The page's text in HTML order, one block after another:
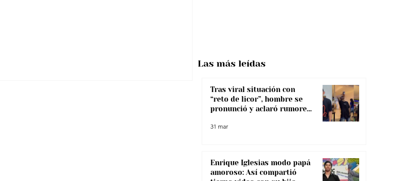
Tras viral situación con
“reto de licor”, hombre se
pronunció y aclaró rumores
31 mar
Enrique Iglesias modo papá
amoroso: Así compartió
Las más leídas